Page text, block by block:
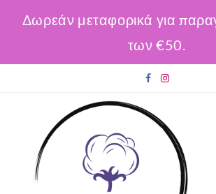
Δωρεάν μεταφορικά για
των €50.